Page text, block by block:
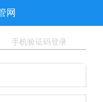
网
手机验证码登录